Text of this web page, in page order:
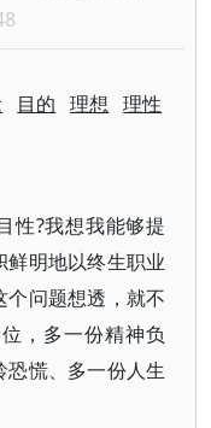
目的 理想 理性
性?我想我能够提
明地以终生职业
问题想透，就不
，多一份精神负
慌、多一份人生